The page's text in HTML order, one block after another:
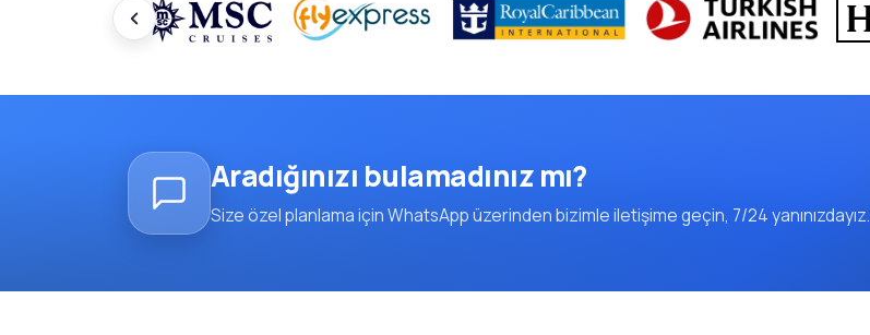
Aradığınızı bulamadınız mı?
Size özel planlama için WhatsApp üzerinden bizimle iletişime geçin, 7/24 yanınızdayız.